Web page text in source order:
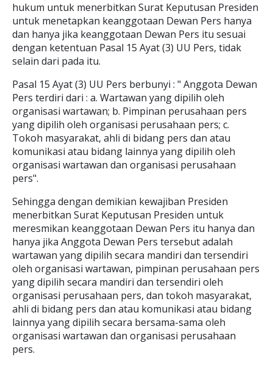
hukum untuk menerbitkan Surat Keputusan Presiden
untuk menetapkan keanggotaan Dewan Pers hanya
dan hanya jika keanggotaan Dewan Pers itu sesuai
dengan ketentuan Pasal 15 Ayat (3) UU Pers, tidak
selain dari pada itu.
Pasal 15 Ayat (3) UU Pers berbunyi : " Anggota Dewan
Pers terdiri dari : a. Wartawan yang dipilih oleh
organisasi wartawan; b. Pimpinan perusahaan pers
yang dipilih oleh organisasi perusahaan pers; c.
Tokoh masyarakat, ahli di bidang pers dan atau
komunikasi atau bidang lainnya yang dipilih oleh
organisasi wartawan dan organisasi perusahaan
pers".
Sehingga dengan demikian kewajiban Presiden
menerbitkan Surat Keputusan Presiden untuk
meresmikan keanggotaan Dewan Pers itu hanya dan
hanya jika Anggota Dewan Pers tersebut adalah
wartawan yang dipilih secara mandiri dan tersendiri
oleh organisasi wartawan, pimpinan perusahaan pers
yang dipilih secara mandiri dan tersendiri oleh
organisasi perusahaan pers, dan tokoh masyarakat,
ahli di bidang pers dan atau komunikasi atau bidang
lainnya yang dipilih secara bersama-sama oleh
organisasi wartawan dan organisasi perusahaan
pers.